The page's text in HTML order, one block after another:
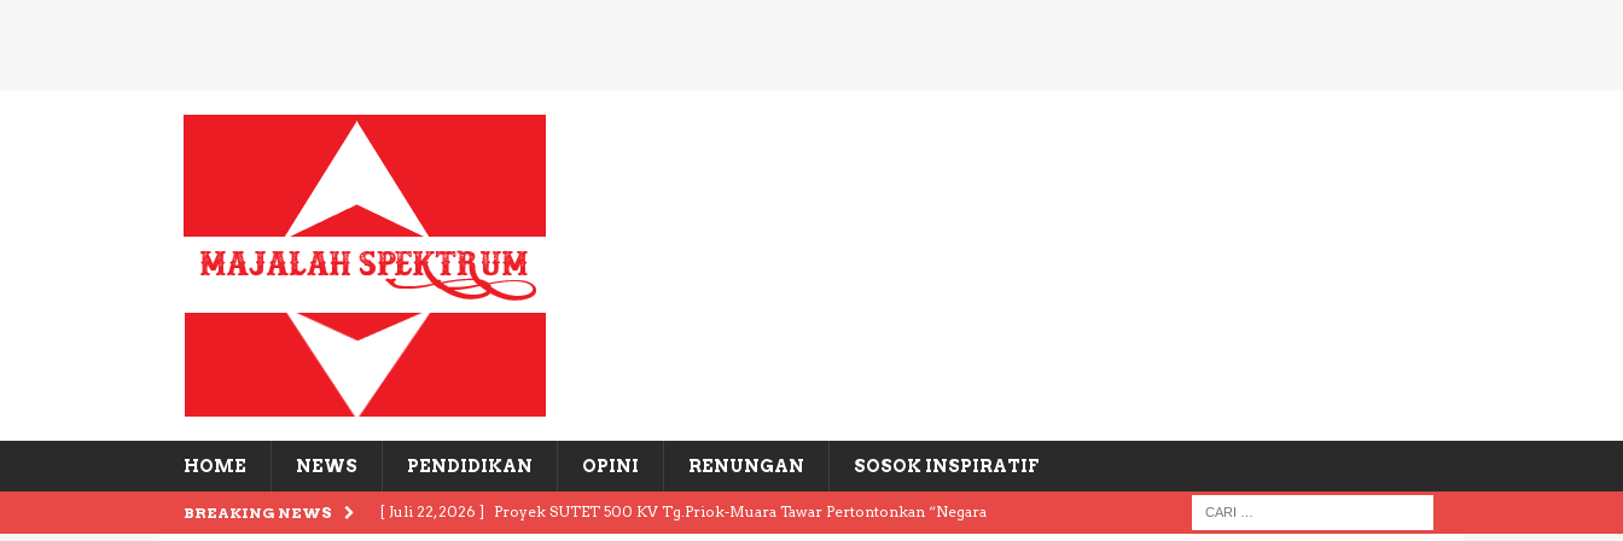
HOME NEWS PENDIDIKAN OPINI RENUNGAN SOSOK INSPIRATIF
BREAKING NEWS [ Juli 22, 2026 ] Proyek SUTET 500 KV Tg.Priok-Muara Tawar Pertontonkan “Negara